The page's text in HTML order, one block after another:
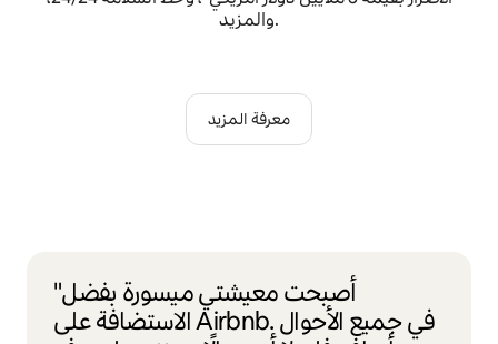
والمزيد.
معرفة المزيد
"أصبحت معيشتي ميسورة بفضل
الاستضافة على Airbnb. في جميع الأحوال